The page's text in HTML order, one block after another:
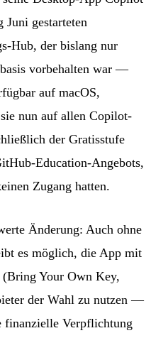
gestarteten
Hub, der bislang nur
vorbehalten war —
auf macOS,
nun auf allen Copilot-
der Gratisstufe
Education-Angebots,
Zugang hatten.
Änderung: Auch ohne
es möglich, die App mit
(Bring Your Own Key,
der Wahl zu nutzen —
finanzielle Verpflichtung